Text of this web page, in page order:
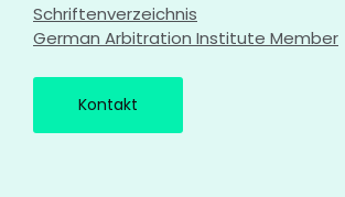
Schriftenverzeichnis
German Arbitration Institute Member
Kontakt